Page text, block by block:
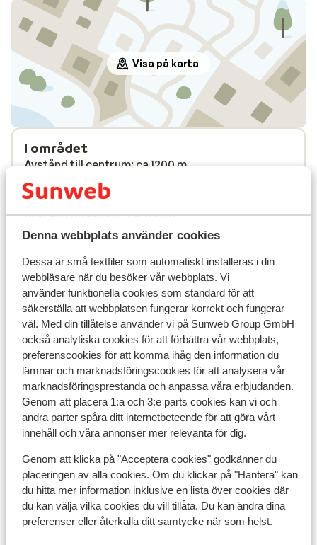
Denna webbplats använder cookies
Dessa är små textfiler som automatiskt installeras i din
webbläsare när du besöker vår webbplats. Vi
använder funktionella cookies som standard för att
säkerställa att webbplatsen fungerar korrekt och fungerar
väl. Med din tillåtelse använder vi på Sunweb Group GmbH
också analytiska cookies för att förbättra vår webbplats,
preferenscookies för att komma ihåg den information du
lämnar och marknadsföringscookies för att analysera vår
marknadsföringsprestanda och anpassa våra erbjudanden.
Genom att placera 1:a och 3:e parts cookies kan vi och
andra parter spåra ditt internetbeteende för att göra vårt
innehåll och våra annonser mer relevanta för dig.
Genom att klicka på "Acceptera cookies" godkänner du
placeringen av alla cookies. Om du klickar på "Hantera" kan
du hitta mer information inklusive en lista över cookies där
du kan välja vilka cookies du vill tillåta. Du kan ändra dina
preferenser eller återkalla ditt samtycke när som helst.
Visa på karta
I området
Avstånd till centrum: ca 1200 m
Avstånd till busshållplats ca 100 m
Avstånd till pist ca 700 m
Avstånd till skidlift ca 700 m
Avstånd till skidskola ca 700 m
Liftkort/Utrustning/Skidskola
Liftkort
Skidskola
Utrustning
Andra boenden i Galibier Thabor
Village Club Neaclub La Pulka
Chalet Le Panoramic